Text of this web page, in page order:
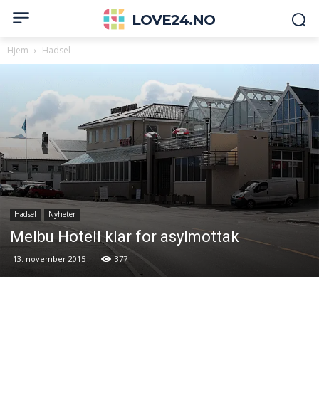
LOVE24.NO
Hjem Hadsel
Hadsel Nyheter
Melbu Hotell klar for asylmottak
13. november 2015 377